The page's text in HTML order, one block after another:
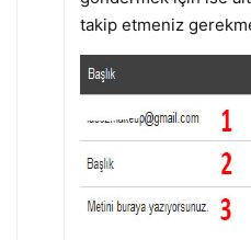
takip etmeniz